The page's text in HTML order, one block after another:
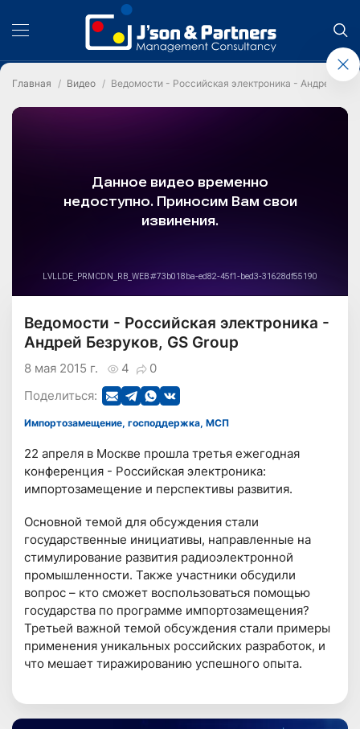
Главная Видео Ведомости - Российская электроника - Андрей
Ведомости - Российская электроника -
Андрей Безруков, GS Group
4 0
8 мая 2015 г.
Поделиться:
Импортозамещение, господдержка, МСП
22 апреля в Москве прошла третья ежегодная
конференция - Российская электроника:
импортозамещение и перспективы развития.
Основной темой для обсуждения стали
государственные инициативы, направленные на
стимулирование развития радиоэлектронной
промышленности. Также участники обсудили
вопрос – кто сможет воспользоваться помощью
государства по программе импортозамещения?
Третьей важной темой обсуждения стали примеры
применения уникальных российских разработок, и
что мешает тиражированию успешного опыта.